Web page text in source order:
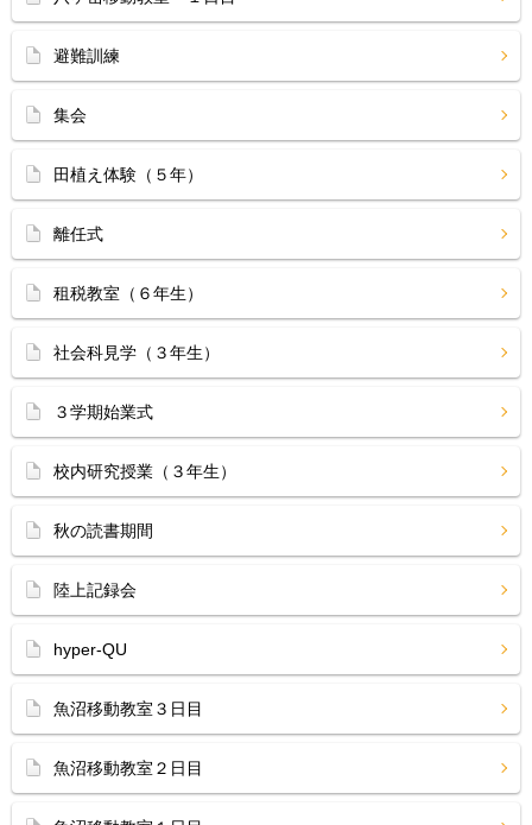
避難訓練
集会
田植え体験（５年）
離任式
租税教室（６年生）
社会科見学（３年生）
３学期始業式
校内研究授業（３年生）
秋の読書期間
陸上記録会
hyper-QU
魚沼移動教室３日目
魚沼移動教室２日目